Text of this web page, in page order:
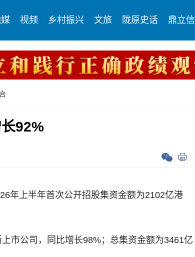
视频 乡村振兴 文旅 陇原史话 鼎立信
92%
上半年首次公开招股集资金额为2102亿港
公司，同比增长98%；总集资金额为3461亿